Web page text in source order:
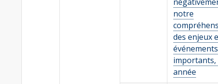
notre
des enjeux
événements
importants,
année